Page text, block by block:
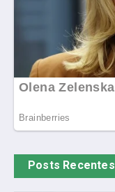
Posts Recentes